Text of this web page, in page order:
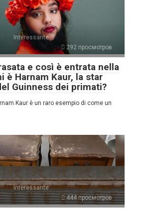
Interessante
292 просмотров
e così è entrata nella
è Harnam Kaur, la star
Guinness dei primati?
Kaur è un raro esempio di come un
Interessante
444 просмотров